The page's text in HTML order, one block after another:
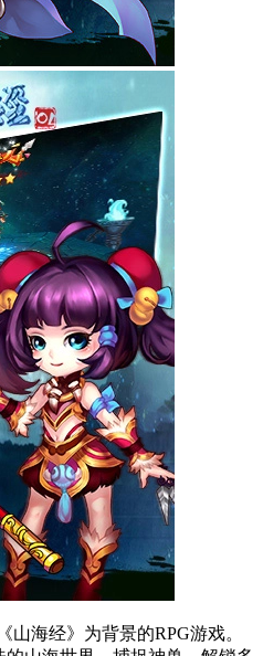
海经》为背景的RPG游戏。